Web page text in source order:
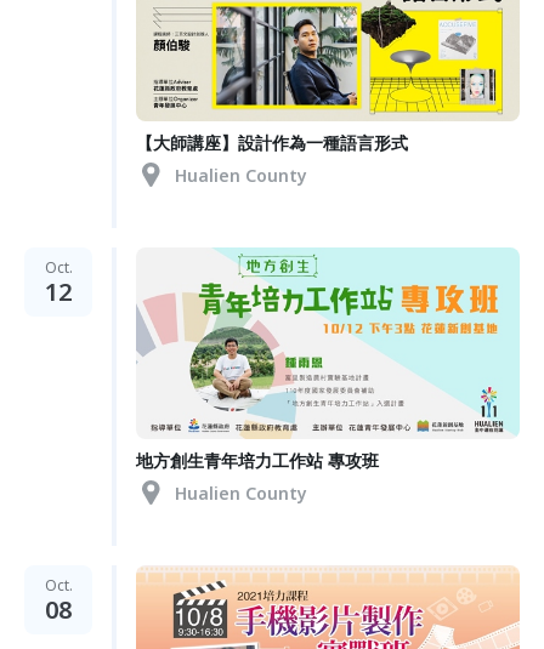
【大師講座】設計作為一種語言形式
Hualien County
Oct.
12
地方創生青年培力工作站 專攻班
Hualien County
Oct.
08